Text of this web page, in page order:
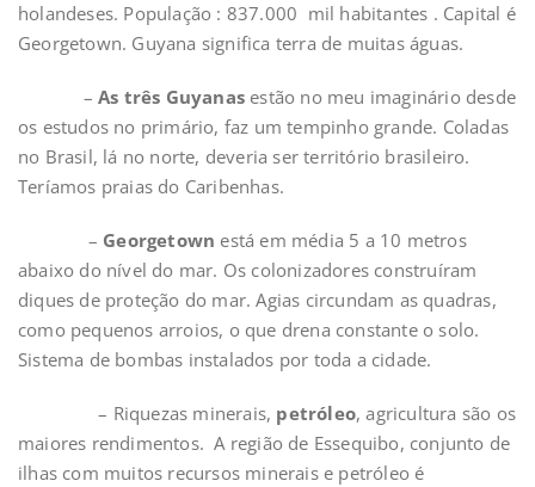
holandeses. População : 837.000 mil habitantes . Capital é
Georgetown. Guyana significa terra de muitas águas.
– As três Guyanas estão no meu imaginário desde
os estudos no primário, faz um tempinho grande. Coladas
no Brasil, lá no norte, deveria ser território brasileiro.
Teríamos praias do Caribenhas.
– Georgetown está em média 5 a 10 metros
abaixo do nível do mar. Os colonizadores construíram
diques de proteção do mar. Agias circundam as quadras,
como pequenos arroios, o que drena constante o solo.
Sistema de bombas instalados por toda a cidade.
– Riquezas minerais, petróleo, agricultura são os
maiores rendimentos. A região de Essequibo, conjunto de
ilhas com muitos recursos minerais e petróleo é